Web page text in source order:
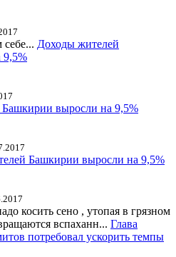
себе... Доходы жителей
9,5%
выросли на 9,5%
Башкирии выросли на 9,5%
косить сено , утопая в грязном
вспаханн... Глава
потребовал ускорить темпы